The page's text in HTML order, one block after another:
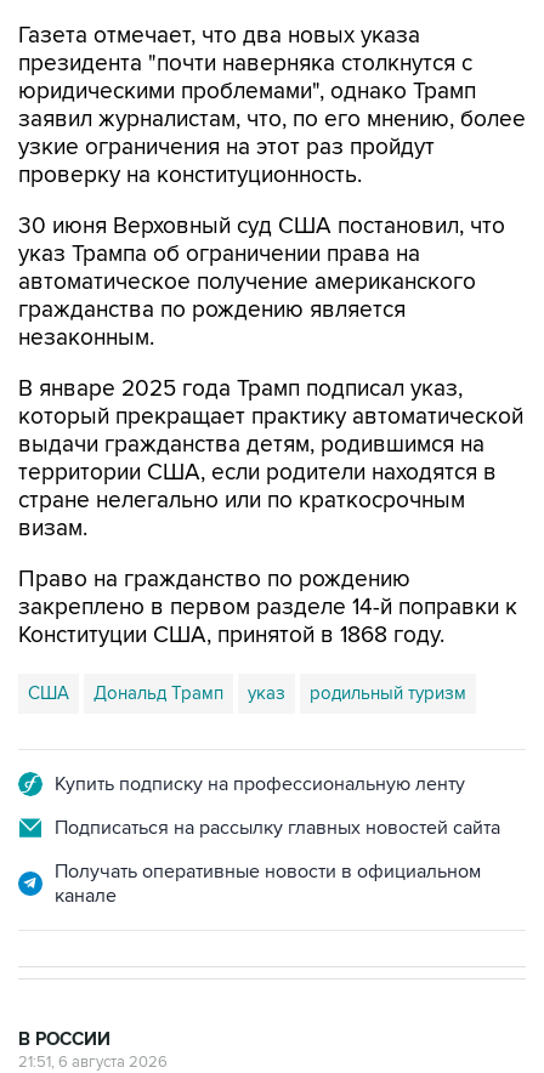
Газета отмечает, что два новых указа
президента "почти наверняка столкнутся с
юридическими проблемами", однако Трамп
заявил журналистам, что, по его мнению, более
узкие ограничения на этот раз пройдут
проверку на конституционность.
30 июня Верховный суд США постановил, что
указ Трампа об ограничении права на
автоматическое получение американского
гражданства по рождению является
незаконным.
В январе 2025 года Трамп подписал указ,
который прекращает практику автоматической
выдачи гражданства детям, родившимся на
территории США, если родители находятся в
стране нелегально или по краткосрочным
визам.
Право на гражданство по рождению
закреплено в первом разделе 14-й поправки к
Конституции США, принятой в 1868 году.
США Дональд Трамп указ родильный туризм
Купить подписку на профессиональную ленту
Подписаться на рассылку главных новостей сайта
Получать оперативные новости в официальном
канале
В РОССИИ
21:51, 6 августа 2026